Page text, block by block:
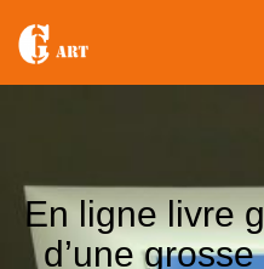
contenu
En ligne livre
d’une